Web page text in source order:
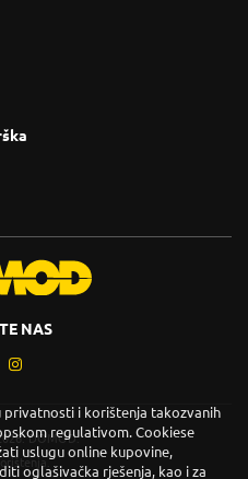
NAS
DOMOD.
.
i korištenja takozvanih
regulativom. Cookiese
uslugu online kupovine,
oglašivačka rješenja, kao i za